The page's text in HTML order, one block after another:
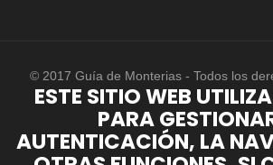
© 2017 Guía de Monterias - Todos los
ESTE SITIO WEB
PARA
AUTENTICACIÓN, LA